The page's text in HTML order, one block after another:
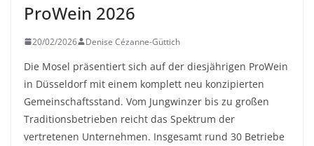
ProWein 2026
20/02/2026 Denise Cézanne-Güttich
Die Mosel präsentiert sich auf der diesjährigen ProWein
in Düsseldorf mit einem komplett neu konzipierten
Gemeinschaftsstand. Vom Jungwinzer bis zu großen
Traditionsbetrieben reicht das Spektrum der
vertretenen Unternehmen. Insgesamt rund 30 Betriebe